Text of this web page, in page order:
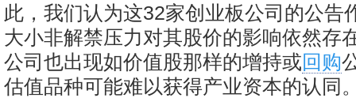
此，我们认为这32家创业板公司的公告
大小非解禁压力对其股价的影响依然存
公司也出现如价值股那样的增持或回购
估值品种可能难以获得产业资本的认同